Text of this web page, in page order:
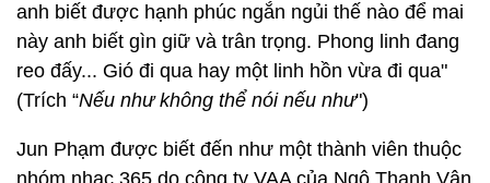
anh biết được hạnh phúc ngắn ngủi thế nào để mai
này anh biết gìn giữ và trân trọng. Phong linh đang
reo đấy... Gió đi qua hay một linh hồn vừa đi qua"
(Trích “Nếu như không thể nói nếu như")
Jun Phạm được biết đến như một thành viên thuộc
nhóm nhạc 365 do công ty VAA của Ngô Thanh Vân